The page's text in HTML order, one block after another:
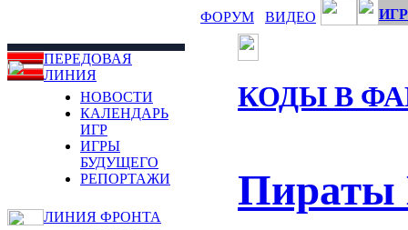
ФОРУМ ВИДЕО
ПЕРЕДОВАЯ
ЛИНИЯ
НОВОСТИ
КАЛЕНДАРЬ
ИГР
ИГРЫ
БУДУЩЕГО
РЕПОРТАЖИ
ЛИНИЯ ФРОНТА
КОДЫ В
Пираты